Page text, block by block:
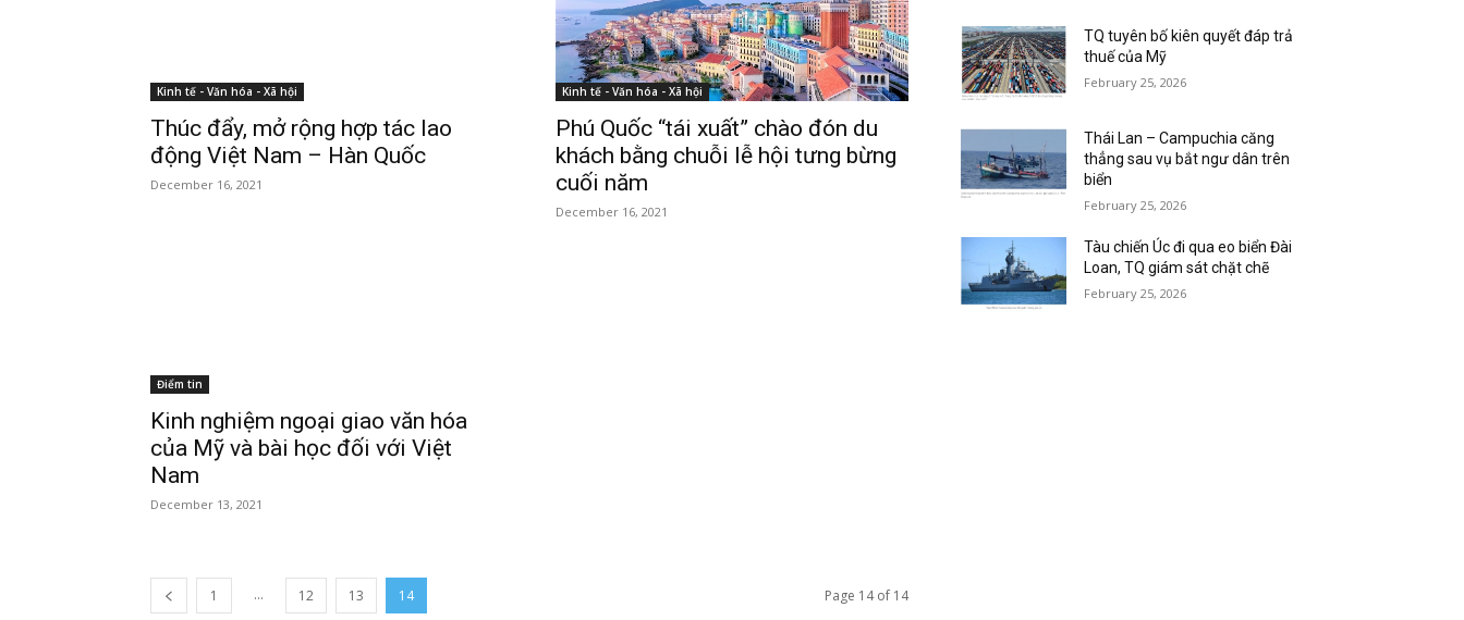
Kinh tế - Văn hóa - Xã hội
Thúc đẩy, mở rộng hợp tác lao
động Việt Nam – Hàn Quốc
December 16, 2021
Kinh tế - Văn hóa - Xã hội
Phú Quốc “tái xuất” chào đón du
khách bằng chuỗi lễ hội tưng bừng
cuối năm
December 16, 2021
Điểm tin
Kinh nghiệm ngoại giao văn hóa
của Mỹ và bài học đối với Việt
Nam
December 13, 2021
1 ... 12 13 14 Page 14 of 14
TQ tuyên bố kiên quyết đáp trả
thuế của Mỹ
February 25, 2026
Thái Lan – Campuchia căng
thẳng sau vụ bắt ngư dân trên
biển
February 25, 2026
Tàu chiến Úc đi qua eo biển Đài
Loan, TQ giám sát chặt chẽ
February 25, 2026